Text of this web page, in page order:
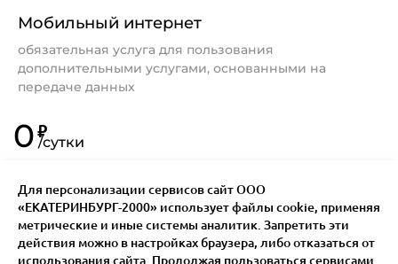
Мобильный интернет
обязательная услуга для пользования
дополнительными услугами, основанными на
передаче данных
0₽
/сутки
Для персонализации сервисов сайт ООО
«ЕКАТЕРИНБУРГ-2000» использует файлы сookie, применяя
метрические и иные системы аналитик. Запретить эти
действия можно в настройках браузера, либо отказаться от
использования сайта. Продолжая пользоваться сервисами